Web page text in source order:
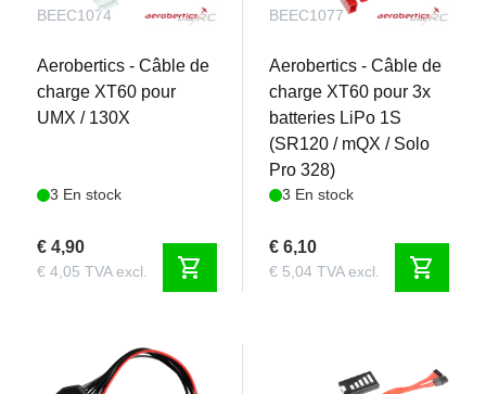
BEEC1074
Aerobertics - Câble de
charge XT60 pour
UMX / 130X
3 En stock
€ 4,90
€ 4,05 TVA excl. shopping_cart
BEEC1077
Aerobertics - Câble de
charge XT60 pour 3x
batteries LiPo 1S
(SR120 / mQX / Solo
Pro 328)
3 En stock
€ 6,10
€ 5,04 TVA excl. shopping_cart